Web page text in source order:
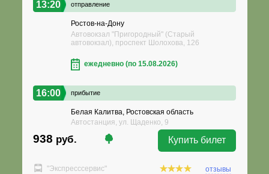
13:20 отправление
Ростов-на-Дону
Автовокзал "Пригородный" (Старый
автовокзал), проспект Шолохова, 126
ежедневно (по 15.08.2026)
16:00 прибытие
Белая Калитва, Ростовская область
Автостанция, ул. Щаденко, 9
938 руб. Купить билет
"Экспресссервис" отзывы